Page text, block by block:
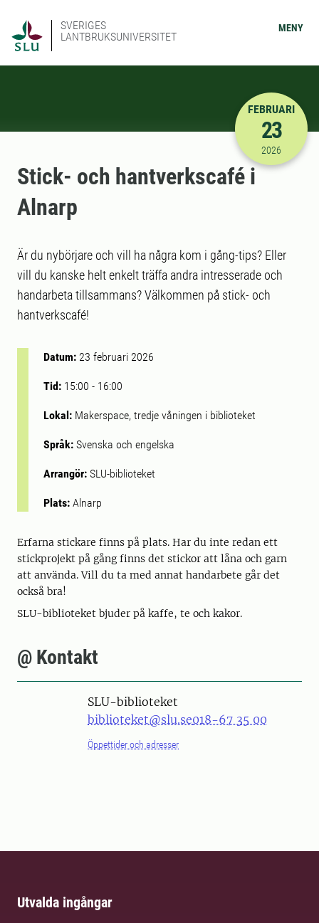
SVERIGES
LANTBRUKSUNIVERSITET
MENY
2026-02-
FEBRUARI
23
2026
Stick- och hantverkscafé i
Alnarp
Är du nybörjare och vill ha några kom i gång-tips? Eller
vill du kanske helt enkelt träffa andra intresserade och
handarbeta tillsammans? Välkommen på stick- och
hantverkscafé!
Datum: 23 februari 2026
Tid: 15:00 - 16:00
Lokal: Makerspace, tredje våningen i biblioteket
Språk: Svenska och engelska
Arrangör: SLU-biblioteket
Plats: Alnarp
Erfarna stickare finns på plats. Har du inte redan ett
stickprojekt på gång finns det stickor att låna och garn
att använda. Vill du ta med annat handarbete går det
också bra!
SLU-biblioteket bjuder på kaffe, te och kakor.
@ Kontakt
SLU-biblioteket
biblioteket@slu.se018-67 35 00
Öppettider och adresser
Utvalda ingångar